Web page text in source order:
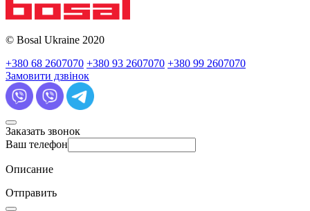
© Bosal Ukraine 2020
+380 68 2607070 +380 93 2607070 +380 99 2607070
Замовити дзвінок
Заказать звонок
Ваш телефон
Описание
Отправить